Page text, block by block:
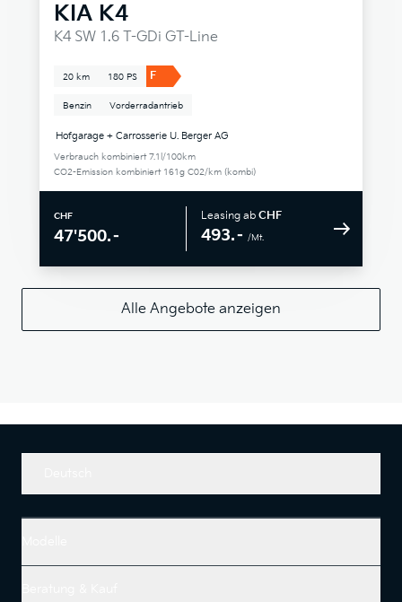
KIA K4
K4 SW 1.6 T-GDi GT-Line
20 km 180 PS F
Benzin Vorderradantrieb
Hofgarage + Carrosserie U. Berger AG
Verbrauch kombiniert 7.1l/100km
CO2-Emission kombiniert 161g C02/km (kombi)
CHF
47'500.–
Leasing ab CHF
493.– /Mt.
Alle Angebote anzeigen